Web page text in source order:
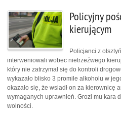
Policyjny
kierującym
Policjanci z
interweniowali wobec nietrzeźwego
który nie zatrzymał się do kontroli
wykazało blisko 3 promile alkoholu w
okazało się, że wsiadł on za kierownicę
wymaganych uprawnień. Grozi mu kara
wolności.